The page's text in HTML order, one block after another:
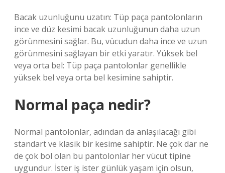
Bacak uzunluğunu uzatın: Tüp paça pantolonların
ince ve düz kesimi bacak uzunluğunun daha uzun
görünmesini sağlar. Bu, vücudun daha ince ve uzun
görünmesini sağlayan bir etki yaratır. Yüksek bel
veya orta bel: Tüp paça pantolonlar genellikle
yüksek bel veya orta bel kesimine sahiptir.
Normal paça nedir?
Normal pantolonlar, adından da anlaşılacağı gibi
standart ve klasik bir kesime sahiptir. Ne çok dar ne
de çok bol olan bu pantolonlar her vücut tipine
uygundur. İster iş ister günlük yaşam için olsun,